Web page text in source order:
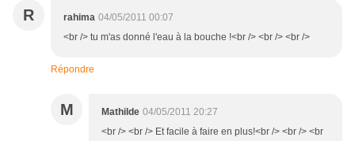
R rahima 04/05/2011 00:07
<br /> tu m'as donné l'eau à la bouche !<br /> <br /> <br />
Répondre
M Mathilde 04/05/2011 20:27
<br /> <br /> Et facile à faire en plus!<br /> <br /> <br